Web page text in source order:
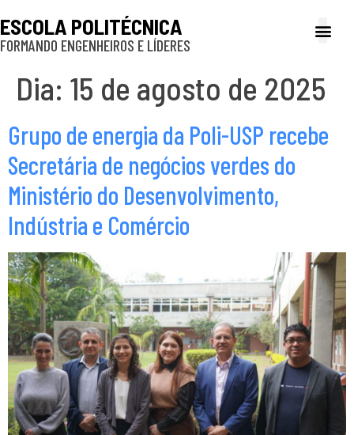
ESCOLA POLITÉCNICA
FORMANDO ENGENHEIROS E LÍDERES
Dia: 15 de agosto de 2025
Grupo de energia da Poli-USP recebe
Secretária de negócios verdes do
Ministério do Desenvolvimento,
Indústria e Comércio